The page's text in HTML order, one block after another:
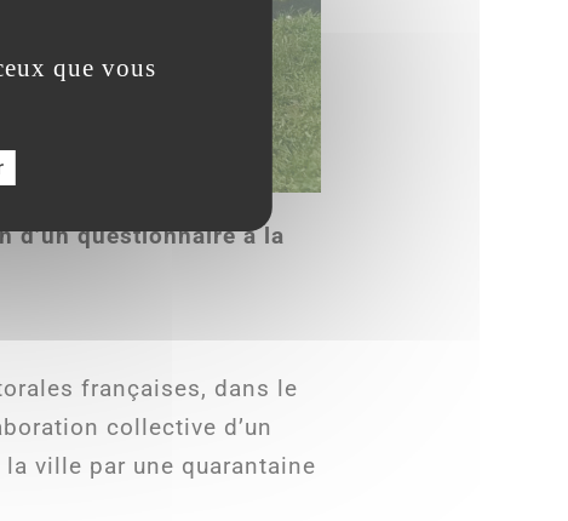
d’un questionnaire à la
françaises, dans le
collective d’un
ville par une quarantaine
que vous